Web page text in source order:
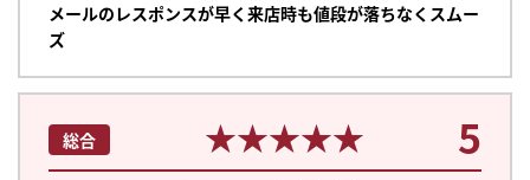
メールのレスポンスが早く来店時も値段が落ちなくスムー
ズ
総合 ★★★★★
★★★★★ 5